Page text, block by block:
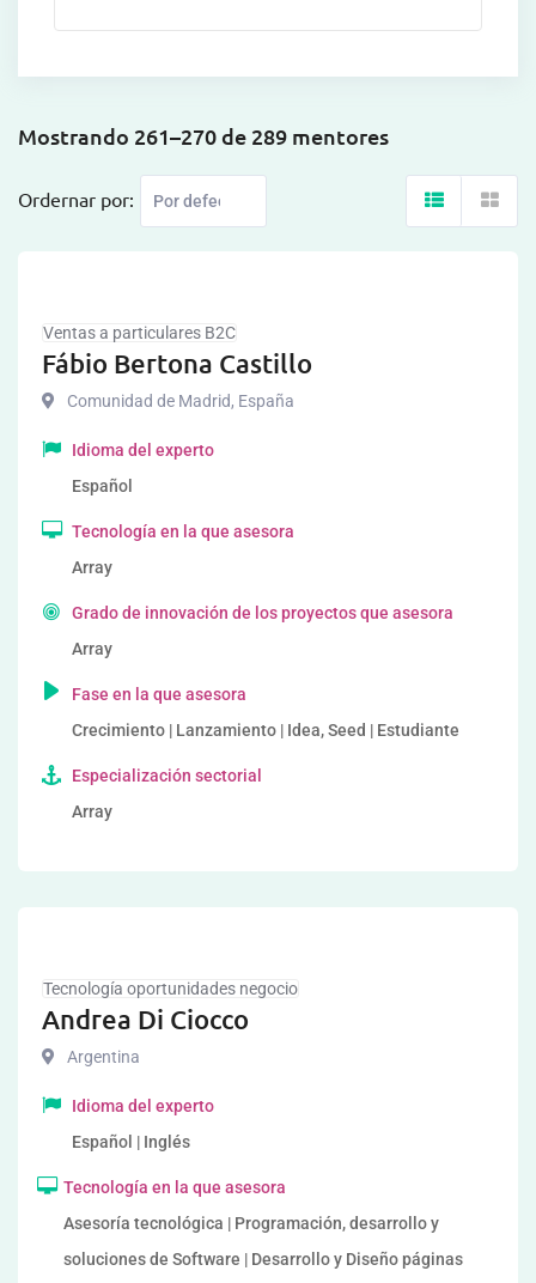
Mostrando 261–270 de 289 mentores
Ordernar por:
Ventas a particulares B2C
Fábio Bertona Castillo
Comunidad de Madrid, España
Idioma del experto
Español
Tecnología en la que asesora
Array
Grado de innovación de los proyectos que asesora
Array
Fase en la que asesora
Crecimiento | Lanzamiento | Idea, Seed | Estudiante
Especialización sectorial
Array
Tecnología oportunidades negocio
Andrea Di Ciocco
Argentina
Idioma del experto
Español | Inglés
Tecnología en la que asesora
Asesoría tecnológica | Programación, desarrollo y
soluciones de Software | Desarrollo y Diseño páginas